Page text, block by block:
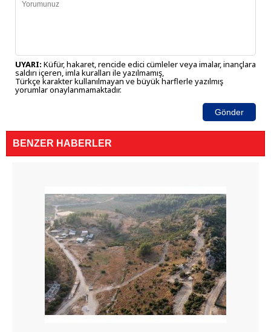
UYARI: Küfür, hakaret, rencide edici cümleler veya imalar, inançlara
saldırı içeren, imla kuralları ile yazılmamış,
Türkçe karakter kullanılmayan ve büyük harflerle yazılmış
yorumlar onaylanmamaktadır.
Gönder
BENZER HABERLER